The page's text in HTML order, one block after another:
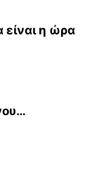
είναι η ώρα